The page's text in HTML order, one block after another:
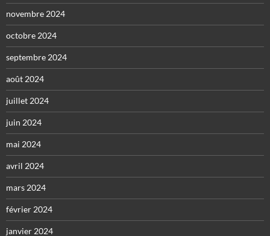
novembre 2024
octobre 2024
septembre 2024
août 2024
juillet 2024
juin 2024
mai 2024
avril 2024
mars 2024
février 2024
janvier 2024